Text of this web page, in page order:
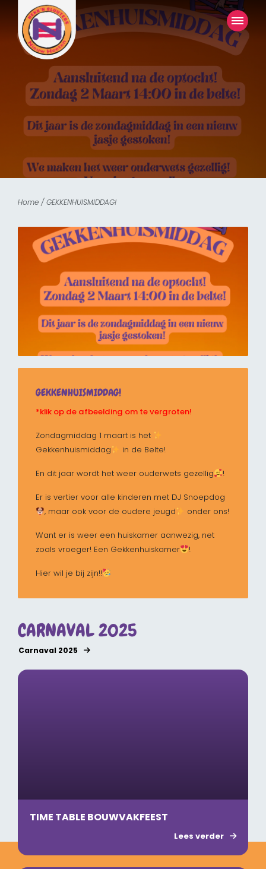
Home /GEKKENHUISMIDDAG!
GEKKENHUISMIDDAG!
*klik op de afbeelding om te vergroten!
Zondagmiddag 1 maart is het
Gekkenhuismiddag
in de Belte!
En dit jaar wordt het weer ouderwets gezellig !
Er is vertier voor alle kinderen met DJ Snoepdog
, maar ook voor de oudere jeugd
onder ons!
Want er is weer een huiskamer aanwezig, net
zoals vroeger! Een Gekkenhuiskamer
!
Hier wil je bij zijn!!
CARNAVAL 2025
Carnaval 2025
TIME TABLE BOUWVAKFEEST
Lees verder